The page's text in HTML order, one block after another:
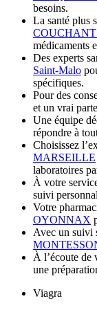
besoins.
La santé plus
médicaments
Des experts
Saint-Malo
spécifiques.
Pour des
et un vrai
Une équipe
répondre à
Choisissez
MARSEILLE
laboratoires
À votre
suivi
Votre
OYONNAX
Avec un suivi
À l’écoute de
une
Viagra